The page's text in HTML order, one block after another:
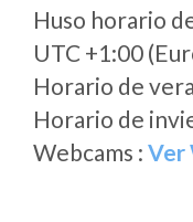
Huso horario
UTC +1:00
Horario de
Horario de
Webcams : Ver